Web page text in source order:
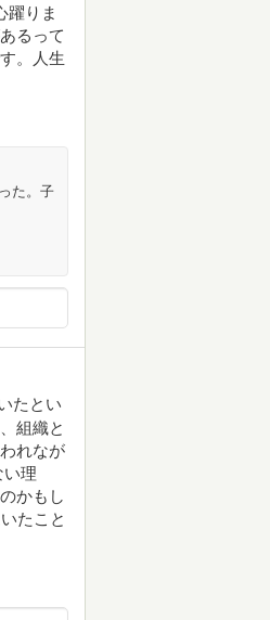
躍りま
るって
。人生
た。子
たとい
組織と
れなが
い理
かもし
たこと